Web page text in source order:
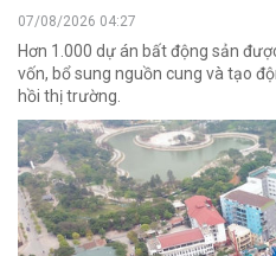
07/08/2026 04:27
Hơn 1.000 dự án bất động sản
vốn, bổ sung nguồn cung và tạo
hồi thị trường.